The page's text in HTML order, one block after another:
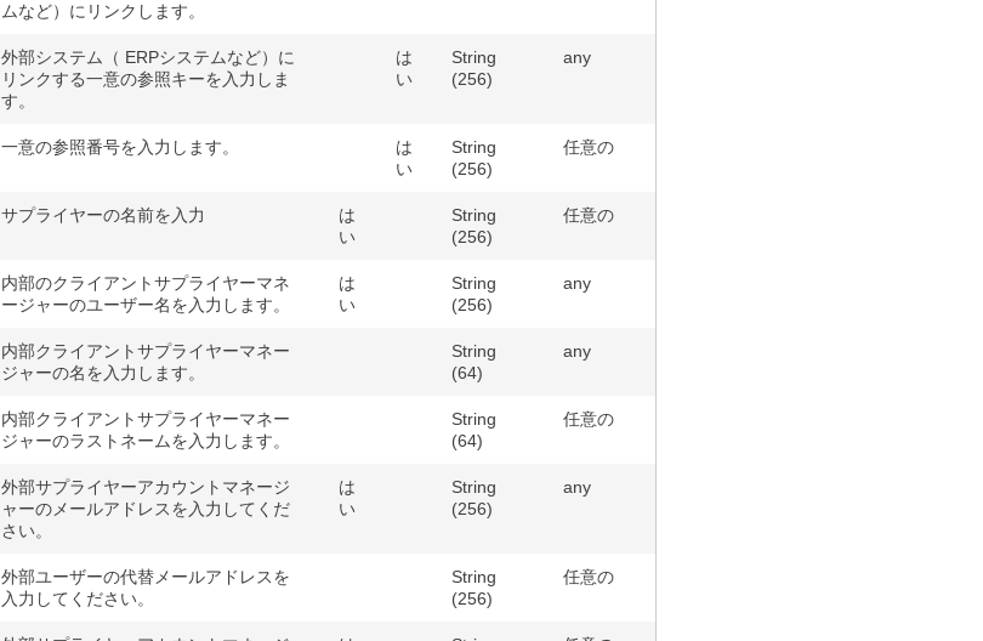
ムなど）にリンクします。
外部システム（ ERPシステムなど）に
リンクする一意の参照キーを入力しま
す。
は
い
String
(256)
any
一意の参照番号を入力します。
は
い
String
(256)
任意の
サプライヤーの名前を入力
は
い
String
(256)
任意の
内部のクライアントサプライヤーマネ
ージャーのユーザー名を入力します。
は
い
String
(256)
any
内部クライアントサプライヤーマネー
ジャーの名を入力します。
String
(64)
any
内部クライアントサプライヤーマネー
ジャーのラストネームを入力します。
String
(64)
任意の
外部サプライヤーアカウントマネージ
ャーのメールアドレスを入力してくだ
さい。
は
い
String
(256)
any
外部ユーザーの代替メールアドレスを
入力してください。
String
(256)
任意の